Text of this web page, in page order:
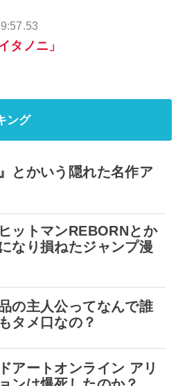
タノニ」
ング
とかいう隠れた名作ア
ットマンREBORNとか
なり損ねたジャンプ漫
の主人公ってなんで誰
タメ口なの？
アートオンライン アリ